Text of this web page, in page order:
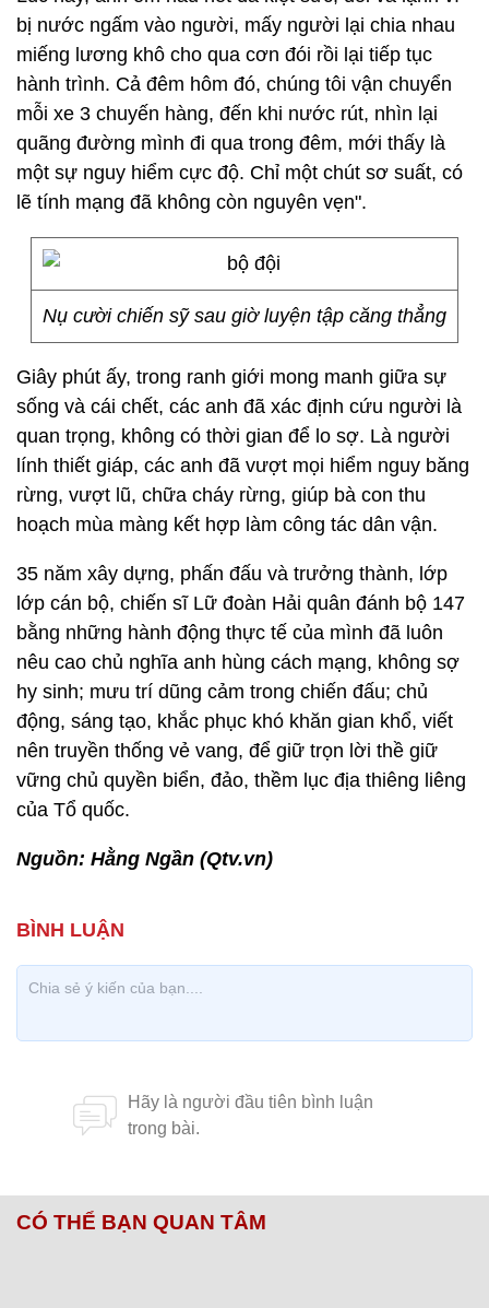
bị nước ngấm vào người, mấy người lại chia nhau
miếng lương khô cho qua cơn đói rồi lại tiếp tục
hành trình. Cả đêm hôm đó, chúng tôi vận chuyển
mỗi xe 3 chuyến hàng, đến khi nước rút, nhìn lại
quãng đường mình đi qua trong đêm, mới thấy là
một sự nguy hiểm cực độ. Chỉ một chút sơ suất, có
lẽ tính mạng đã không còn nguyên vẹn".
Nụ cười chiến sỹ sau giờ luyện tập căng thẳng
Giây phút ấy, trong ranh giới mong manh giữa sự
sống và cái chết, các anh đã xác định cứu người là
quan trọng, không có thời gian để lo sợ. Là người
lính thiết giáp, các anh đã vượt mọi hiểm nguy băng
rừng, vượt lũ, chữa cháy rừng, giúp bà con thu
hoạch mùa màng kết hợp làm công tác dân vận.
35 năm xây dựng, phấn đấu và trưởng thành, lớp
lớp cán bộ, chiến sĩ Lữ đoàn Hải quân đánh bộ 147
bằng những hành động thực tế của mình đã luôn
nêu cao chủ nghĩa anh hùng cách mạng, không sợ
hy sinh; mưu trí dũng cảm trong chiến đấu; chủ
động, sáng tạo, khắc phục khó khăn gian khổ, viết
nên truyền thống vẻ vang, để giữ trọn lời thề giữ
vững chủ quyền biển, đảo, thềm lục địa thiêng liêng
của Tổ quốc.
Nguồn: Hằng Ngần (Qtv.vn)
CÓ THỂ BẠN QUAN TÂM